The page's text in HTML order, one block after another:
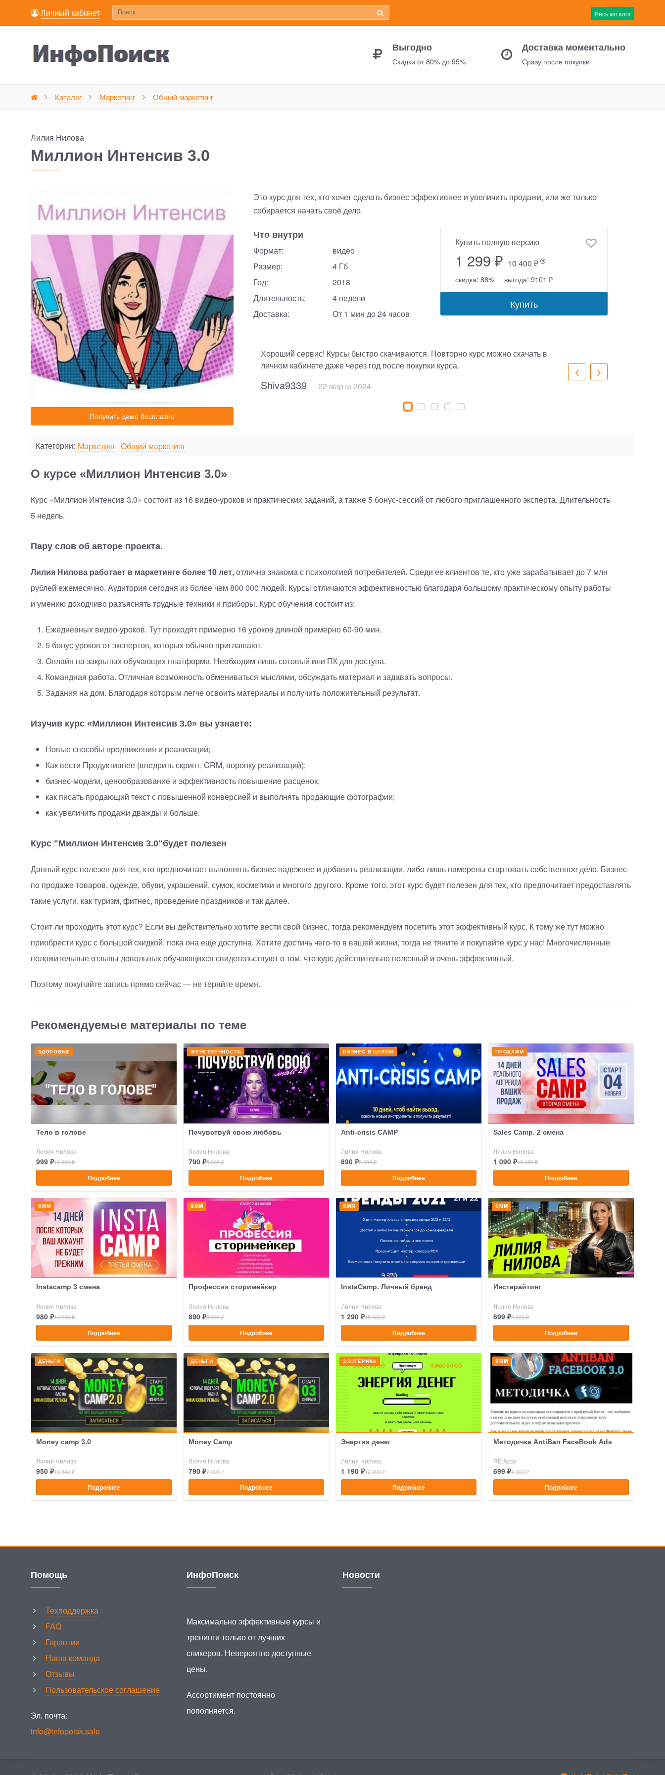
Личный кабинет Весь каталог
Выгодно
Скидки от 80% до 95%
Доставка моментально
Сразу после покупки
Каталог Маркетинг Общий маркетинг
Лилия Нилова
Миллион Интенсив 3.0
Получить демо бесплатно
Это курс для тех, кто хочет сделать бизнес эффективнее и увеличить продажи, или же только
собирается начать своё дело.
Купить полную версию
1 299 ₽ 10 400 ₽
скидка: 88% выгода: 9101 ₽
Купить
Что внутри
Формат:
видео
Размер:
4 Гб
Год:
2018
Длительность:
4 недели
Доставка:
От 1 мин до 24 часов
Хороший сервис! Курсы быстро скачиваются. Повторно курс можно скачать в
личном кабинете даже через год после покупки курса.
Shiva9339 22 марта 2024
Категории: Маркетинг Общий маркетинг
О курсе «Миллион Интенсив 3.0»
Курс «Миллион Интенсив 3.0» состоит из 16 видео-уроков и практических заданий, а также 5 бонус-сессий от любого приглашенного эксперта. Длительность
5 недель.
Пару слов об авторе проекта.
Лилия Нилова работает в маркетинге более 10 лет,отлична знакома с психологией потребителей. Среди ее клиентов те, кто уже зарабатывает до 7 млн
рублей ежемесячно. Аудитория сегодня из более чем 800 000 людей. Курсы отличаются эффективностью благодаря большому практическому опыту работы
и умению доходчиво разъяснять трудные техники и приборы. Курс обучения состоит из:
Ежедневных видео-уроков. Тут проходят примерно 16 уроков длиной примерно60-90 мин.
5 бонус уроков от экспертов, которых обычно приглашают.
Онлайн на закрытых обучающих платформа. Необходим лишь сотовый или ПК для доступа.
Командная работа. Отличная возможность обмениваться мыслями, обсуждать материал и задавать вопросы.
Задания на дом. Благодаря которым легче освоить материалы и получить положительный результат.
Изучив курс «Миллион Интенсив 3.0» вы узнаете:
Новые способы продвижения и реализаций;
Как вести Продуктивнее (внедрить скрипт, CRM, воронку реализаций);
бизнес-модели, ценообразование и эффективность повышение расценок;
как писать продающий текст с повышенной конверсией и выполнять продающие фотографии;
как увеличить продажи дважды и больше.
Курс "Миллион Интенсив 3.0"будет полезен
Данный курс полезен для тех, кто предпочитает выполнять бизнес надежнее и добавить реализации, либо лишь намерены стартовать собственное дело. Бизнес
по продаже товаров, одежде, обуви, украшений, сумок, косметики и многого другого. Кроме того, этот курс будет полезен для тех, кто предпочитает предоставлять
такие услуги, как туризм, фитнес, проведение праздников и так далее.
Стоит ли проходить этот курс? Если вы действительно хотите вести свой бизнес, тогда рекомендуем посетить этот эффективный курс. К тому же тут можно
приобрести курс с большой скидкой, пока она еще доступна. Хотите достичь чего-то в вашей жизни, тогда не тяните и покупайте курс у нас! Многочисленные
положительные отзывы довольных обучающихся свидетельствуют о том, что курс действительно полезный и очень эффективный.
Поэтому покупайте запись прямо сейчас — не теряйте время.
Рекомендуемые материалы по теме
ЗДОРОВЬЕ
Тело в голове
Лилия Нилова
999 ₽12 000 ₽
Подробнее
ЖЕНСТВЕННОСТЬ
Почувствуй свою любовь
Лилия Нилова
790 ₽5 000 ₽
Подробнее
БИЗНЕС В ЦЕЛОМ
Anti-сrisis CAMP
Лилия Нилова
890 ₽8 000 ₽
Подробнее
ПРОДАЖИ
Sales Camp. 2 смена
Лилия Нилова
1 090 ₽10 480 ₽
Подробнее
SMM
Instacamp 3 смена
Лилия Нилова
980 ₽10 240 ₽
Подробнее
SMM
Профессия сторимейкер
Лилия Нилова
890 ₽9 900 ₽
Подробнее
SMM
InstaCamp. Личный бренд
Лилия Нилова
1 290 ₽15 000 ₽
Подробнее
SMM
Инстарайтинг
Лилия Нилова
699 ₽6 000 ₽
Подробнее
ДЕНЬГИ
Money camp 3.0
Лилия Нилова
950 ₽10 840 ₽
Подробнее
ДЕНЬГИ
Money Camp
Лилия Нилова
790 ₽7 000 ₽
Подробнее
ЭЗОТЕРИКА
Энергия денег
Лилия Нилова
1 190 ₽12 000 ₽
Подробнее
SMM
Методичка AntiBan FaceBook Ads
RE:Actor
699 ₽4 000 ₽
Подробнее
Помощь
Техподдержка
FAQ
Гарантии
Наша команда
Отзывы
Пользовательское соглашение
Эл. почта:
info@infopoisk.sale
ИнфоПоиск
Максимально эффективные курсы и
тренинги только от лучших
спикеров. Невероятно доступные
цены.
Ассортимент постоянно
пополняется.
Новости